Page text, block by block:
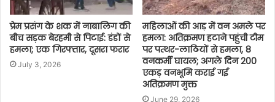
प्रेम प्रसंग के शक में नाबालिग की
बीच सड़क बेरहमी से पिटाई: डंडों से
हमला; एक गिरफ्तार, दूसरा फरार
July 3, 2026
महिलाओं की आड़ में वन अमले पर
हमला: अतिक्रमण हटाने पहुंची टीम
पर पत्थर-लाठियों से हमला, 8
वनकर्मी घायल; अगले दिन 200
एकड़ वनभूमि कराई गई
अतिक्रमण मुक्त
June 29, 2026